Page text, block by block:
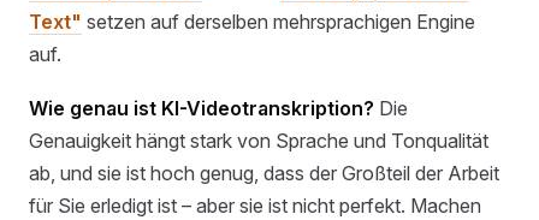
Text" setzen auf derselben mehrsprachigen Engine
auf.
Wie genau ist KI-Videotranskription? Die
Genauigkeit hängt stark von Sprache und Tonqualität
ab, und sie ist hoch genug, dass der Großteil der Arbeit
für Sie erledigt ist – aber sie ist nicht perfekt. Machen